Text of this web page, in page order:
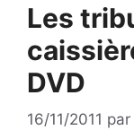
Les
DVD
16/11/2011 par